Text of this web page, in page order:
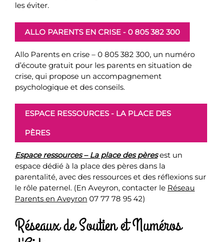
les éviter.
ALLO PARENTS EN CRISE - 0 805 382 300
Allo Parents en crise – 0 805 382 300, un numéro
d’écoute gratuit pour les parents en situation de
crise, qui propose un accompagnement
psychologique et des conseils.
ESPACE RESSOURCES - LA PLACE DES
PÈRES
Espace ressources – La place des pèresest un
espace dédié à la place des pères dans la
parentalité, avec des ressources et des réflexions sur
le rôle paternel. (En Aveyron, contacter le Réseau
Parents en Aveyron 07 77 78 95 42)
Réseaux de Soutien et Numéros